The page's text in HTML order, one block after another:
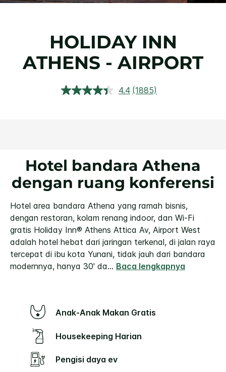
HOLIDAY INN
ATHENS - AIRPORT
4.4 Baca
(1885)
Hotel bandara Athena
dengan ruang konferensi
Hotel area bandara Athena yang ramah bisnis,
dengan restoran, kolam renang indoor, dan Wi-Fi
gratis Holiday Inn® Athens Attica Av, Airport West
adalah hotel hebat dari jaringan terkenal, di jalan raya
tercepat di ibu kota Yunani, tidak jauh dari bandara
modernnya, hanya 30' da... Baca lengkapnya
Anak-Anak Makan Gratis
Housekeeping Harian
Pengisi daya ev